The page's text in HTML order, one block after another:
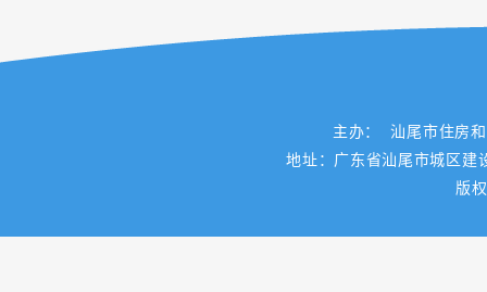
主办： 汕尾市住房
地址：广东省汕尾市城区
版